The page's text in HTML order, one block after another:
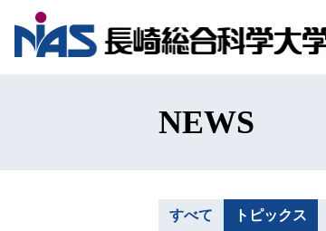
NEWS
すべて トピックス